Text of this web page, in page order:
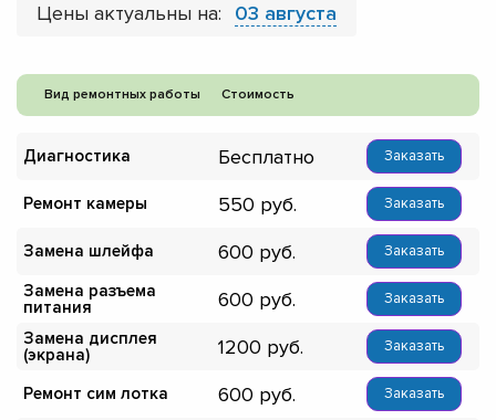
Цены актуальны на: 03 августа
Вид ремонтных работы Стоимость
Диагностика Бесплатно Заказать
Ремонт камеры 550 Заказать
Замена шлейфа 600 Заказать
Замена разъема
питания
600 Заказать
Замена дисплея
(экрана)
1200 Заказать
Ремонт сим лотка 600 Заказать